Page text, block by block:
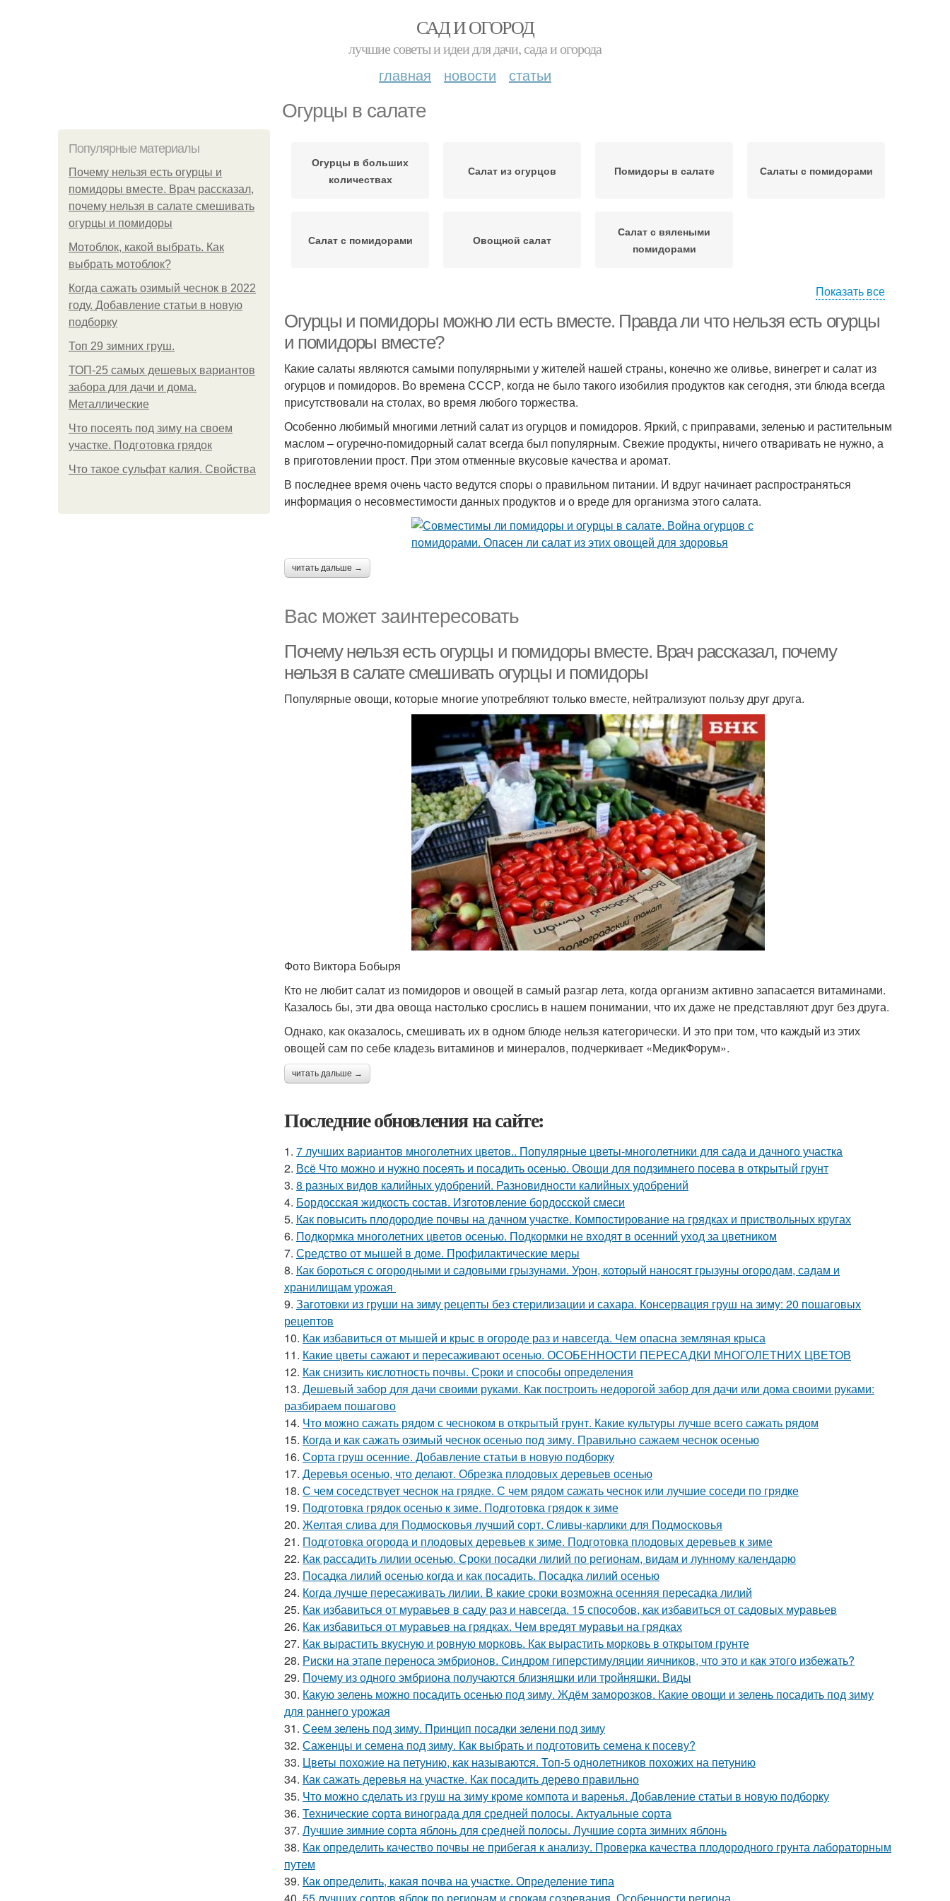
САД И ОГОРОД
лучшие советы и идеи для дачи, сада и огорода
главная новости статьи
Огурцы в салате
Популярные материалы
Почему нельзя есть огурцы и
помидоры вместе. Врач рассказал,
почему нельзя в салате смешивать
огурцы и помидоры
Мотоблок, какой выбрать. Как
выбрать мотоблок?
Когда сажать озимый чеснок в 2022
году. Добавление статьи в новую
подборку
Топ 29 зимних груш.
ТОП-25 самых дешевых вариантов
забора для дачи и дома.
Металлические
Что посеять под зиму на своем
участке. Подготовка грядок
Что такое сульфат калия. Свойства
Огурцы в больших
количествах
Салат из огурцов Помидоры в салате Салаты с помидорами
Салат с помидорами Овощной салат
Салат с вялеными
помидорами
Показать все
Огурцы и помидоры можно ли есть вместе. Правда ли что нельзя есть огурцы
и помидоры вместе?
Какие салаты являются самыми популярными у жителей нашей страны, конечно же оливье, винегрет и салат из
огурцов и помидоров. Во времена СССР, когда не было такого изобилия продуктов как сегодня, эти блюда всегда
присутствовали на столах, во время любого торжества.
Особенно любимый многими летний салат из огурцов и помидоров. Яркий, с приправами, зеленью и растительным
маслом – огуречно-помидорный салат всегда был популярным. Свежие продукты, ничего отваривать не нужно, а
в приготовлении прост. При этом отменные вкусовые качества и аромат.
В последнее время очень часто ведутся споры о правильном питании. И вдруг начинает распространяться
информация о несовместимости данных продуктов и о вреде для организма этого салата.
читать дальше →
Вас может заинтересовать
Почему нельзя есть огурцы и помидоры вместе. Врач рассказал, почему
нельзя в салате смешивать огурцы и помидоры
Популярные овощи, которые многие употребляют только вместе, нейтрализуют пользу друг друга.
Фото Виктора Бобыря
Кто не любит салат из помидоров и овощей в самый разгар лета, когда организм активно запасается витаминами.
Казалось бы, эти два овоща настолько срослись в нашем понимании, что их даже не представляют друг без друга.
Однако, как оказалось, смешивать их в одном блюде нельзя категорически. И это при том, что каждый из этих
овощей сам по себе кладезь витаминов и минералов, подчеркивает «МедикФорум».
читать дальше →
Последние обновления на сайте:
1. 7 лучших вариантов многолетних цветов.. Популярные цветы-многолетники для сада и дачного участка
2. Всё Что можно и нужно посеять и посадить осенью. Овощи для подзимнего посева в открытый грунт
3. 8 разных видов калийных удобрений. Разновидности калийных удобрений
4. Бордосская жидкость состав. Изготовление бордосской смеси
5. Как повысить плодородие почвы на дачном участке. Компостирование на грядках и приствольных кругах
6. Подкормка многолетних цветов осенью. Подкормки не входят в осенний уход за цветником
7. Средство от мышей в доме. Профилактические меры
8. Как бороться с огородными и садовыми грызунами. Урон, который наносят грызуны огородам, садам и
хранилищам урожая
9. Заготовки из груши на зиму рецепты без стерилизации и сахара. Консервация груш на зиму: 20 пошаговых
рецептов
10. Как избавиться от мышей и крыс в огороде раз и навсегда. Чем опасна земляная крыса
11. Какие цветы сажают и пересаживают осенью. ОСОБЕННОСТИ ПЕРЕСАДКИ МНОГОЛЕТНИХ ЦВЕТОВ
12. Как снизить кислотность почвы. Сроки и способы определения
13. Дешевый забор для дачи своими руками. Как построить недорогой забор для дачи или дома своими руками:
разбираем пошагово
14. Что можно сажать рядом с чесноком в открытый грунт. Какие культуры лучше всего сажать рядом
15. Когда и как сажать озимый чеснок осенью под зиму. Правильно сажаем чеснок осенью
16. Сорта груш осенние. Добавление статьи в новую подборку
17. Деревья осенью, что делают. Обрезка плодовых деревьев осенью
18. С чем соседствует чеснок на грядке. С чем рядом сажать чеснок или лучшие соседи по грядке
19. Подготовка грядок осенью к зиме. Подготовка грядок к зиме
20. Желтая слива для Подмосковья лучший сорт. Сливы-карлики для Подмосковья
21. Подготовка огорода и плодовых деревьев к зиме. Подготовка плодовых деревьев к зиме
22. Как рассадить лилии осенью. Сроки посадки лилий по регионам, видам и лунному календарю
23. Посадка лилий осенью когда и как посадить. Посадка лилий осенью
24. Когда лучше пересаживать лилии. В какие сроки возможна осенняя пересадка лилий
25. Как избавиться от муравьев в саду раз и навсегда. 15 способов, как избавиться от садовых муравьев
26. Как избавиться от муравьев на грядках. Чем вредят муравьи на грядках
27. Как вырастить вкусную и ровную морковь. Как вырастить морковь в открытом грунте
28. Риски на этапе переноса эмбрионов. Синдром гиперстимуляции яичников, что это и как этого избежать?
29. Почему из одного эмбриона получаются близняшки или тройняшки. Виды
30. Какую зелень можно посадить осенью под зиму. Ждём заморозков. Какие овощи и зелень посадить под зиму
для раннего урожая
31. Сеем зелень под зиму. Принцип посадки зелени под зиму
32. Саженцы и семена под зиму. Как выбрать и подготовить семена к посеву?
33. Цветы похожие на петунию, как называются. Топ-5 однолетников похожих на петунию
34. Как сажать деревья на участке. Как посадить дерево правильно
35. Что можно сделать из груш на зиму кроме компота и варенья. Добавление статьи в новую подборку
36. Технические сорта винограда для средней полосы. Актуальные сорта
37. Лучшие зимние сорта яблонь для средней полосы. Лучшие сорта зимних яблонь
38. Как определить качество почвы не прибегая к анализу. Проверка качества плодородного грунта лабораторным
путем
39. Как определить, какая почва на участке. Определение типа